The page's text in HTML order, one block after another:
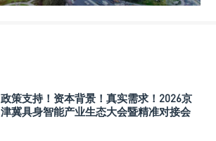
政策支持！资本背景！真实需求！2026京
津冀具身智能产业生态大会暨精准对接会